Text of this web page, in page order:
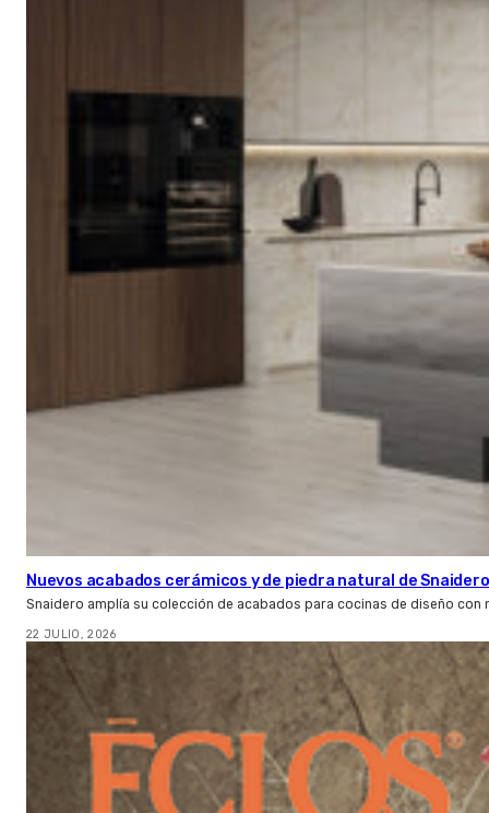
Nuevos acabados cerámicos y de piedra natural de Snaidero
Snaidero amplía su colección de acabados para cocinas de diseño
22 JULIO, 2026